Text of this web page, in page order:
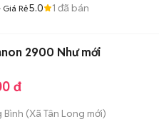
Giá Rẻ5.0 1 đã bán
2900 Như mới
đ
Bình (Xã Tân Long mới)